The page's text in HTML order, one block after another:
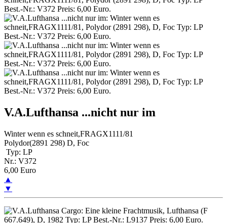
V.A.Lufthansa ...nicht nur im
Winter wenn es schneit,FRAGX1111/81
Polydor(2891 298) D, Foc
Typ: LP
Nr.: V372
6,00 Euro
▲
▼